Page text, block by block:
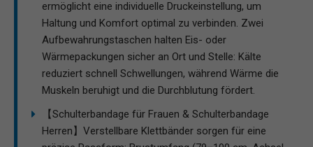
ermöglicht eine individuelle Druckeinstellung, um
Haltung und Komfort optimal zu verbinden. Zwei
Aufbewahrungstaschen halten Eis- oder
Wärmepackungen sicher an Ort und Stelle: Kälte
reduziert schnell Schwellungen, während Wärme die
Muskeln beruhigt und die Durchblutung fördert.
【Schulterbandage für Frauen & Schulterbandage
Herren】Verstellbare Klettbänder sorgen für eine